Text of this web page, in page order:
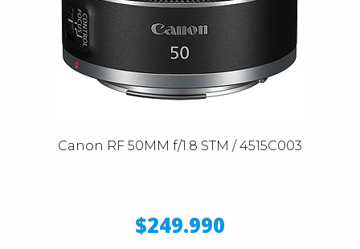
Canon RF 50MM f/1.8 STM / 4515C003
$249.990